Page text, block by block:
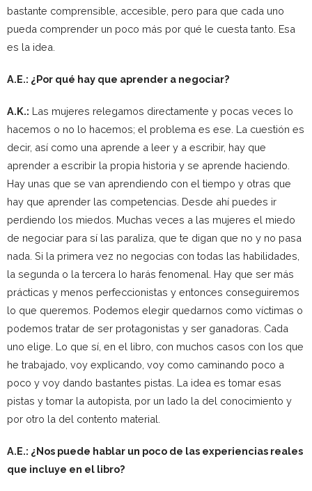
bastante comprensible, accesible, pero para que cada uno
pueda comprender un poco más por qué le cuesta tanto. Esa
es la idea.
A.E.: ¿Por qué hay que aprender a negociar?
A.K.: Las mujeres relegamos directamente y pocas veces lo
hacemos o no lo hacemos; el problema es ese. La cuestión es
decir, así como una aprende a leer y a escribir, hay que
aprender a escribir la propia historia y se aprende haciendo.
Hay unas que se van aprendiendo con el tiempo y otras que
hay que aprender las competencias. Desde ahí puedes ir
perdiendo los miedos. Muchas veces a las mujeres el miedo
de negociar para sí las paraliza, que te digan que no y no pasa
nada. Si la primera vez no negocias con todas las habilidades,
la segunda o la tercera lo harás fenomenal. Hay que ser más
prácticas y menos perfeccionistas y entonces conseguiremos
lo que queremos. Podemos elegir quedarnos como víctimas o
podemos tratar de ser protagonistas y ser ganadoras. Cada
uno elige. Lo que sí, en el libro, con muchos casos con los que
he trabajado, voy explicando, voy como caminando poco a
poco y voy dando bastantes pistas. La idea es tomar esas
pistas y tomar la autopista, por un lado la del conocimiento y
por otro la del contento material.
A.E.: ¿Nos puede hablar un poco de las experiencias reales
que incluye en el libro?